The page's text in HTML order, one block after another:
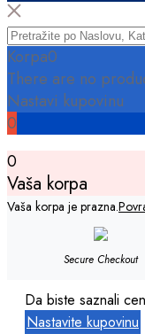
Korpa0
There are no
Nastavi kupovinu
0
0
Vaša korpa
Vaša korpa je prazna.
Secure Checkout
Da biste saznali
Nastavite kupovinu